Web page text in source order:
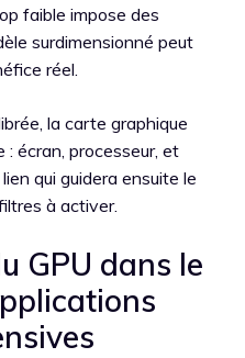
faible impose des
surdimensionné peut
réel.
la carte graphique
: écran, processeur, et
qui guidera ensuite le
à activer.
GPU dans le